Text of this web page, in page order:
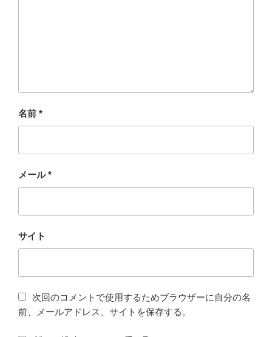
名前 *
メール*
サイト
次回のコメントで使用するためブラウザーに自分の名
前、メールアドレス、サイトを保存する。